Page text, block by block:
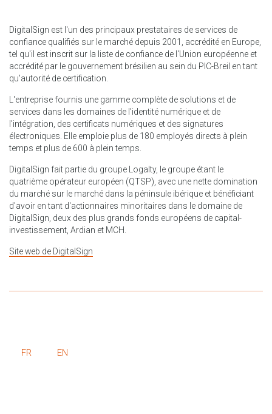
DigitalSign est l'un des principaux prestataires de services de
confiance qualifiés sur le marché depuis 2001, accrédité en Europe,
tel qu'il est inscrit sur la liste de confiance de l'Union européenne et
accrédité par le gouvernement brésilien au sein du PIC-Breil en tant
qu'autorité de certification.
L'entreprise fournis une gamme complète de solutions et de
services dans les domaines de l'identité numérique et de
l'intégration, des certificats numériques et des signatures
électroniques. Elle emploie plus de 180 employés directs à plein
temps et plus de 600 à plein temps.
DigitalSign fait partie du groupe Logalty, le groupe étant le
quatrième opérateur européen (QTSP), avec une nette domination
du marché sur le marché dans la péninsule ibérique et bénéficiant
d'avoir en tant d'actionnaires minoritaires dans le domaine de
DigitalSign, deux des plus grands fonds européens de capital-
investissement, Ardian et MCH.
Site web de DigitalSign
FR EN